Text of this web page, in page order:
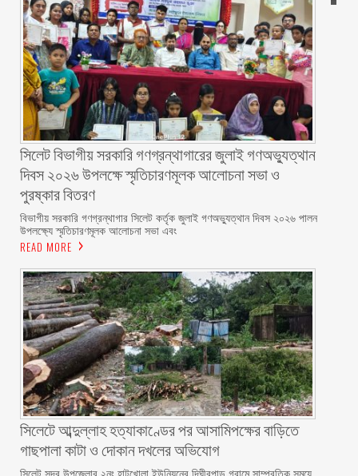
সিলেট বিভাগীয় সরকারি গণগ্রন্থাগারের জুলাই গণঅভ্যুত্থান
দিবস ২০২৬ উপলক্ষে স্মৃতিচারণমূলক আলোচনা সভা ও
পুরষ্কার বিতরণ ‎ ‎
বিভাগীয় সরকারি গণগ্রন্থাগার সিলেট কর্তৃক জুলাই গণঅভ্যুত্থান দিবস ২০২৬ পালন
উপলক্ষ্যে স্মৃতিচারণমূলক আলোচনা সভা এবং
READ MORE
সিলেটে আব্দুল্লাহ হত্যাকাণ্ডের পর আসামিপক্ষের বাড়িতে
গাছপালা কাটা ও দোকান দখলের অভিযোগ
সিলেট সদর উপজেলার ২নং হাটখোলা ইউনিয়নের দিঘীরপাড় গ্রামে সাম্প্রতিক সময়ে